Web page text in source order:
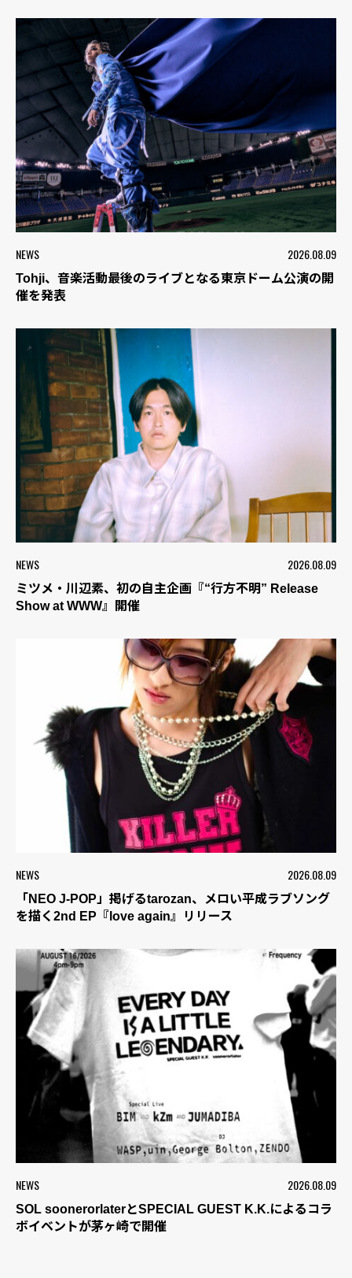
NEWS 2026.08.09
Tohji、音楽活動最後のライブとなる東京ドーム公演の開
催を発表
NEWS 2026.08.09
ミツメ・川辺素、初の自主企画『“行方不明” Release
Show at WWW』開催
NEWS 2026.08.09
「NEO J-POP」掲げるtarozan、メロい平成ラブソング
を描く2nd EP『love again』リリース
NEWS 2026.08.09
SOL soonerorlaterとSPECIAL GUEST K.K.によるコラ
ボイベントが茅ヶ崎で開催